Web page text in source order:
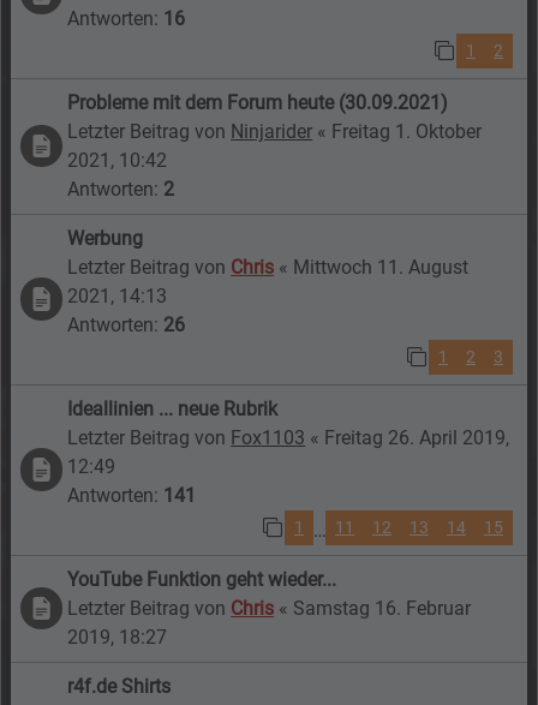
Antworten: 16
1 2
Probleme mit dem Forum heute (30.09.2021)
Letzter Beitrag von Ninjarider « Freitag 1. Oktober
2021, 10:42
Antworten: 2
Werbung
Letzter Beitrag von Chris « Mittwoch 11. August
2021, 14:13
Antworten: 26
1 2 3
Ideallinien ... neue Rubrik
Letzter Beitrag von Fox1103 « Freitag 26. April 2019,
12:49
Antworten: 141
1 … 11 12 13 14 15
YouTube Funktion geht wieder...
Letzter Beitrag von Chris « Samstag 16. Februar
2019, 18:27
r4f.de Shirts